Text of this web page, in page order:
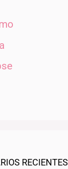
RECIENTES